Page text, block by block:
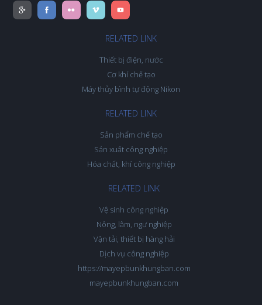
RELATED LINK
Thiết bị điện, nước
Cơ khí chế tạo
Máy thủy bình tự động Nikon
RELATED LINK
Sản phẩm chế tạo
Sản xuất công nghiệp
Hóa chất, khí công nghiệp
RELATED LINK
Vệ sinh công nghiệp
Nông, lâm, ngư nghiệp
Vận tải, thiết bị hàng hải
Dịch vụ công nghiệp
https://mayepbunkhungban.com
mayepbunkhungban.com